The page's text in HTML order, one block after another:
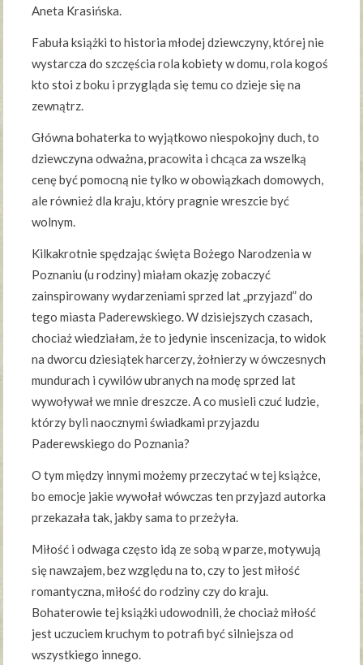
Aneta Krasińska.
Fabuła książki to historia młodej dziewczyny, której nie
wystarcza do szczęścia rola kobiety w domu, rola kogoś
kto stoi z boku i przygląda się temu co dzieje się na
zewnątrz.
Główna bohaterka to wyjątkowo niespokojny duch, to
dziewczyna odważna, pracowita i chcąca za wszelką
cenę być pomocną nie tylko w obowiązkach domowych,
ale również dla kraju, który pragnie wreszcie być
wolnym.
Kilkakrotnie spędzając święta Bożego Narodzenia w
Poznaniu (u rodziny) miałam okazję zobaczyć
zainspirowany wydarzeniami sprzed lat „przyjazd” do
tego miasta Paderewskiego. W dzisiejszych czasach,
chociaż wiedziałam, że to jedynie inscenizacja, to widok
na dworcu dziesiątek harcerzy, żołnierzy w ówczesnych
mundurach i cywilów ubranych na modę sprzed lat
wywoływał we mnie dreszcze. A co musieli czuć ludzie,
którzy byli naocznymi świadkami przyjazdu
Paderewskiego do Poznania?
O tym między innymi możemy przeczytać w tej książce,
bo emocje jakie wywołał wówczas ten przyjazd autorka
przekazała tak, jakby sama to przeżyła.
Miłość i odwaga często idą ze sobą w parze, motywują
się nawzajem, bez względu na to, czy to jest miłość
romantyczna, miłość do rodziny czy do kraju.
Bohaterowie tej książki udowodnili, że chociaż miłość
jest uczuciem kruchym to potrafi być silniejsza od
wszystkiego innego.